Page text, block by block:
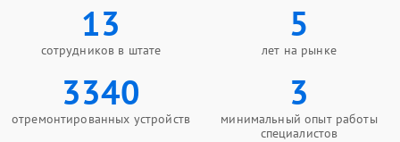
13
сотрудников в штате
5
лет на рынке
3340
отремонтированных устройств
3
минимальный опыт работы
специалистов